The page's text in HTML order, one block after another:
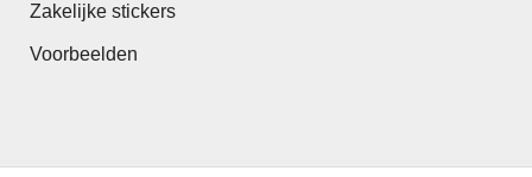
Zakelijke stickers
Voorbeelden